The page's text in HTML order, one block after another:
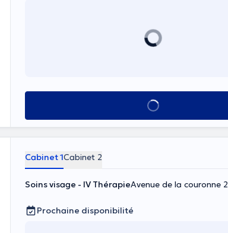
Voir tout
Cabinet 1Cabinet 2
Soins visage - IV ThérapieAvenue de la couronne
Prochaine disponibilité